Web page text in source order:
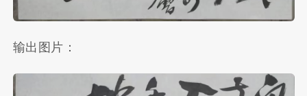
输出图片：